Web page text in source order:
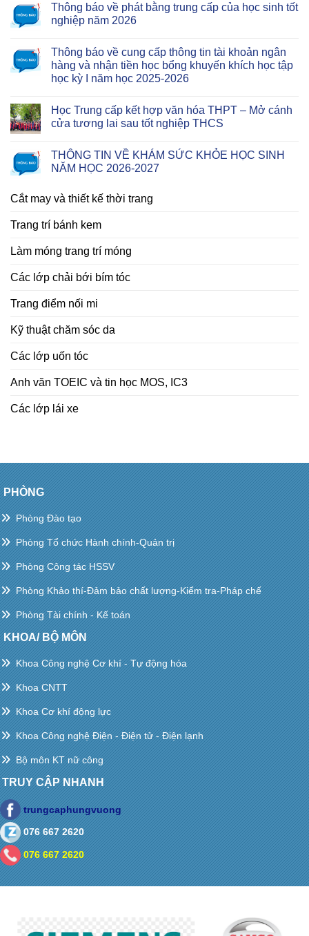
Thông báo về phát bằng trung cấp của học sinh tốt
nghiệp năm 2026
Thông báo về cung cấp thông tin tài khoản ngân
hàng và nhận tiền học bổng khuyến khích học tập
học kỳ I năm học 2025-2026
Học Trung cấp kết hợp văn hóa THPT – Mở cánh
cửa tương lai sau tốt nghiệp THCS
THÔNG TIN VỀ KHÁM SỨC KHỎE HỌC SINH
NĂM HỌC 2026-2027
Cắt may và thiết kế thời trang
Trang trí bánh kem
Làm móng trang trí móng
Các lớp chải bới bím tóc
Trang điểm nối mi
Kỹ thuật chăm sóc da
Các lớp uốn tóc
Anh văn TOEIC và tin học MOS, IC3
Các lớp lái xe
PHÒNG
Phòng Đào tạo
Phòng Tổ chức Hành chính-Quản trị
Phòng Công tác HSSV
Phòng Khảo thí-Đảm bảo chất lượng-Kiểm tra-Pháp chế
Phòng Tài chính - Kế toán
KHOA/ BỘ MÔN
Khoa Công nghệ Cơ khí - Tự động hóa
Khoa CNTT
Khoa Cơ khí động lực
Khoa Công nghệ Điện - Điện tử - Điện lạnh
Bộ môn KT nữ công
TRUY CẬP NHANH
trungcaphungvuong
076 667 2620
076 667 2620